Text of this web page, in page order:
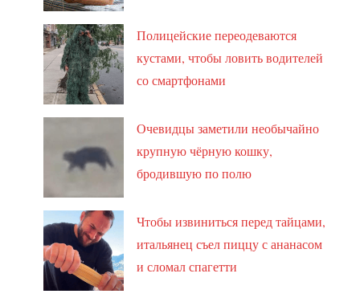
Полицейские переодеваются
кустами, чтобы ловить водителей
со смартфонами
Очевидцы заметили необычайно
крупную чёрную кошку,
бродившую по полю
Чтобы извиниться перед тайцами,
итальянец съел пиццу с ананасом
и сломал спагетти